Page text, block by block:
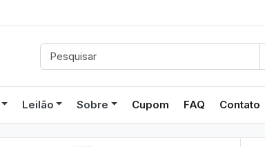
Leilão Sobre Cupom FAQ Contato